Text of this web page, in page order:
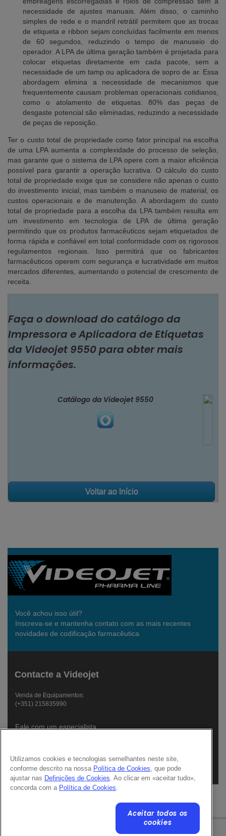
necessidade de ajustes manuais. Além disso, o caminho
simples de rede e o mandril retrátil permitem que as trocas
de etiqueta e ribbon sejam concluídas facilmente em menos
de 60 segundos, reduzindo o tempo de manuseio do
operador. A LPA de última geração também é projetada para
colocar etiquetas diretamente em cada pacote, sem a
necessidade de um tamp ou aplicadora de sopro de ar. Essa
abordagem elimina a necessidade de mecanismos que
frequentemente causam problemas operacionais cotidianos,
como o atolamento de etiquetas. 80% das peças de
desgaste potencial são eliminadas, reduzindo a necessidade
de peças de reposição.
Ter o custo total de propriedade como fator principal na escolha
de uma LPA aumenta a complexidade do processo de seleção,
mas garante que o sistema de LPA opere com a maior eficiência
possível para garantir a operação lucrativa. O cálculo do custo
total de propriedade exige que se considere não apenas o custo
do investimento inicial, mas também o manuseio de material, os
custos operacionais e de manutenção. A abordagem do custo
total de propriedade para a escolha da LPA também resulta em
um investimento em tecnologia de LPA de última geração
permitindo que os produtos farmacêuticos sejam etiquetados de
forma rápida e confiável em total conformidade com os rigorosos
regulamentos regionais. Isso permitirá que os fabricantes
farmacêuticos operem com segurança e lucratividade em muitos
mercados diferentes, aumentando o potencial de crescimento de
receita.
Faça o download do catálogo da
Impressora e Aplicadora de Etiquetas
da Videojet 9550 para obter mais
informações.
Catálogo da Videojet 9550
Voltar ao Início
Você achou isso útil?
Inscreva-se e mantenha contato com as mais recentes
novidades de codificação farmacêutica
Contacte a Videojet
Venda de Equipamentos:
(+351) 215835990
Fale com um especialista
Siga a Videojet:
© 2026 Videojet Technologies Inc.
Política de cookies
Definições de cookies
Carreiras Termos de Uso Online
Utilizamos cookies e tecnologias semelhantes neste site,
conforme descrito na nossa Política de Cookies, que pode
ajustar nas Definições de Cookies. Ao clicar em «aceitar tudo»,
concorda com a Política de Cookies.
Aceitar todos os
cookies